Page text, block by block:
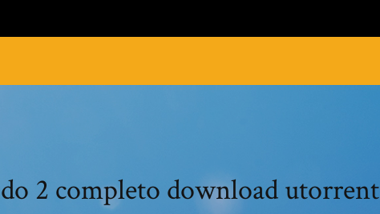
2 completo download utorrent